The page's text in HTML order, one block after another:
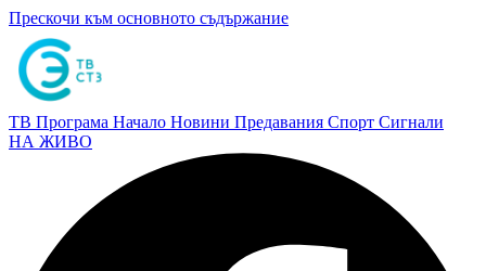
Прескочи към основното съдържание
ТВ Програма Начало Новини Предавания Спорт Сигнали
НА ЖИВО